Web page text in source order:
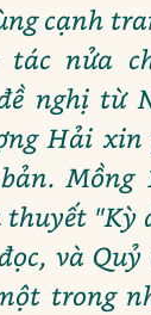
cạnh
tác nửa
nghị từ
Hải xin
Mồng
"Kỳ
và
trong